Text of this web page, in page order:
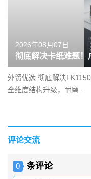
2026年08月07日
彻底解决卡纸难题
外贸优选 彻底解决
全维度结构升级，耐磨...
评论交流
0 条评论